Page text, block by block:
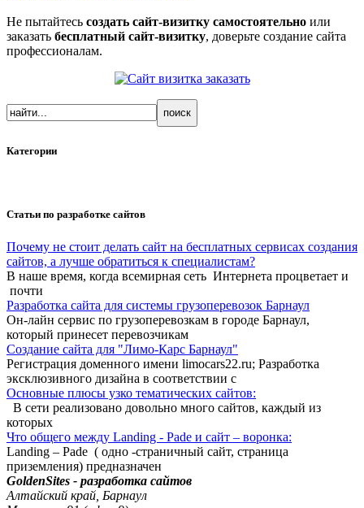
Не пытайтесь создать сайт-визитку самостоятельно или
заказать бесплатный сайт-визитку, доверьте создание сайта
профессионалам.
Категории
Статьи по разработке сайтов
Почему не стоит делать сайт на бесплатных сервисах создания
сайтов, а лучше обратиться к специалистам?
В наше время, когда всемирная сеть Интернета процветает и
почти
Разработка сайта для системы грузоперевозок Барнаул
Он-лайн сервис по грузоперевозкам в городе Барнаул,
который принесет перевозчикам
Создание сайта для "Лимо-Карс Барнаул"
Регистрация доменного имени limocars22.ru; Разработка
эксклюзивного дизайна в соответствии с
Основные плюсы узко тематических сайтов:
В сети реализовано довольно много сайтов, каждый из
которых
Что общего между Landing - Pade и сайт – воронка:
Landing – Pade ( одно -страничный сайт, страница
приземления) предназначен
GoldenSites - разработка сайтов
Алтайский край, Барнаул